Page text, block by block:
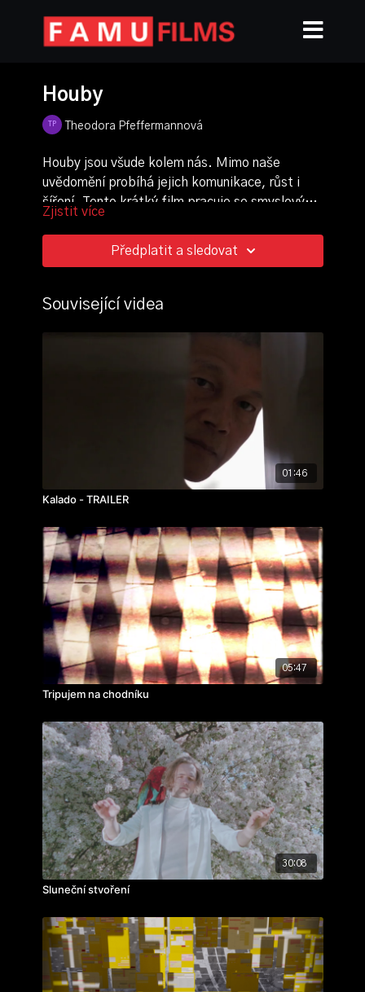
Houby
Theodora Pfeffermannová
Houby jsou všude kolem nás. Mimo naše
uvědomění probíhá jejich komunikace, růst i
šíření. Tento krátký film pracuje se smyslovým
vnímáním obrazu a zvuku a zve diváka k
pozorování reality hub mimo lidské vyprávěcí
Theodora Pfeffermannová
zvuk: Hugo Hauskrecht
rok výroby: 2025
Zjistit více
Předplatit a sledovat
Související videa
01:46
Kalado - TRAILER
05:47
Tripujem na chodníku
30:08
Sluneční stvoření